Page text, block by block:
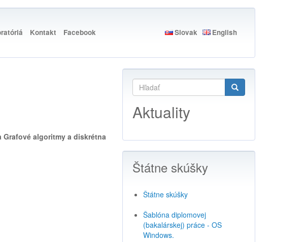
Kontakt Facebook Slovak English
algoritmy a diskrétna
Vyhľadávať
Hľadať Search
Aktuality
Štátne skúšky
Štátne skúšky
Šablóna diplomovej
(bakalárskej) práce - OS
Windows.